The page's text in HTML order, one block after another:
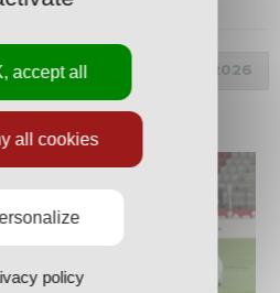
saison :
accept all
all cookies
policy